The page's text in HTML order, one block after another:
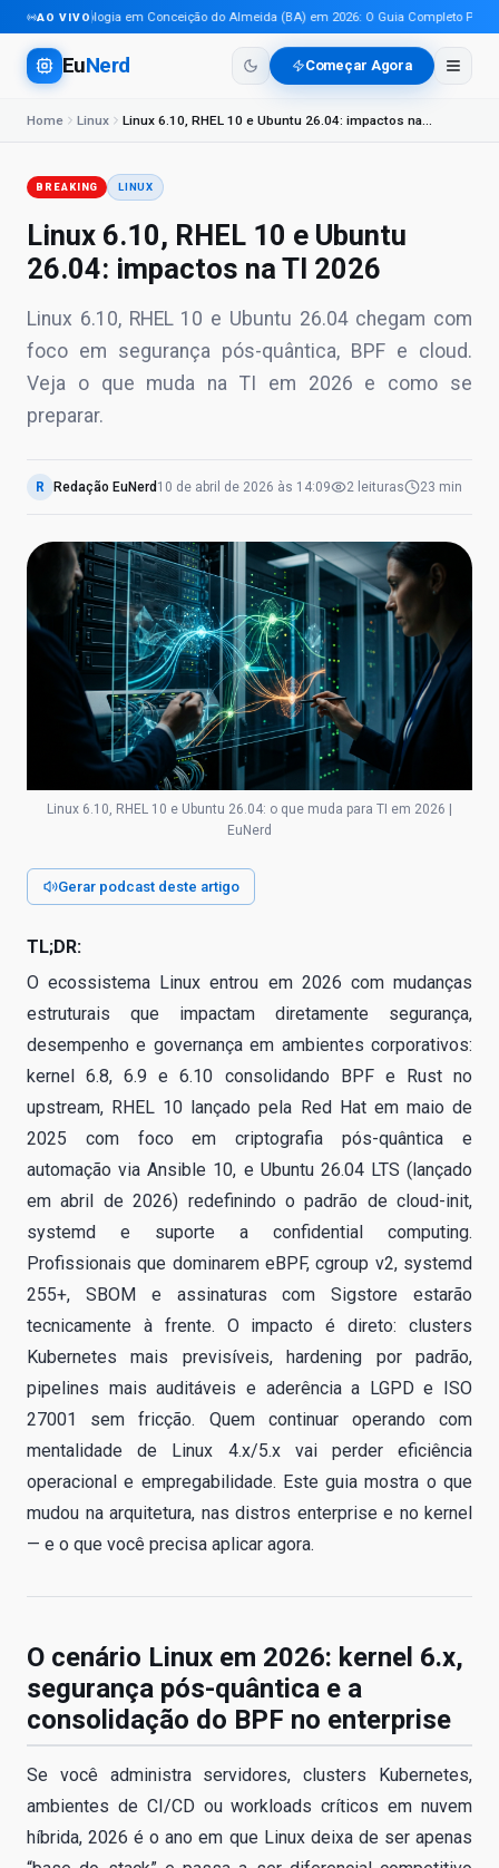
AO VIVO
Tecnologia em Conceição do Almeida (BA) em 2026: O Guia Completo Para
EuNerd Começar Agora
Home Linux Linux 6.10, RHEL 10 e Ubuntu 26.04: impactos na TI 2026
BREAKING LINUX
Linux 6.10, RHEL 10 e Ubuntu
26.04: impactos na TI 2026
Linux 6.10, RHEL 10 e Ubuntu 26.04 chegam com
foco em segurança pós-quântica, BPF e cloud.
Veja o que muda na TI em 2026 e como se
preparar.
R Redação EuNerd 10 de abril de 2026 às 14:09 2 leituras 23 min
Linux 6.10, RHEL 10 e Ubuntu 26.04: o que muda para TI em 2026 |
EuNerd
Gerar podcast deste artigo
TL;DR:
O ecossistema Linux entrou em 2026 com mudanças
estruturais que impactam diretamente segurança,
desempenho e governança em ambientes corporativos:
kernel 6.8, 6.9 e 6.10 consolidando BPF e Rust no
upstream, RHEL 10 lançado pela Red Hat em maio de
2025 com foco em criptografia pós-quântica e
automação via Ansible 10, e Ubuntu 26.04 LTS (lançado
em abril de 2026) redefinindo o padrão de cloud-init,
systemd e suporte a confidential computing.
Profissionais que dominarem eBPF, cgroup v2, systemd
255+, SBOM e assinaturas com Sigstore estarão
tecnicamente à frente. O impacto é direto: clusters
Kubernetes mais previsíveis, hardening por padrão,
pipelines mais auditáveis e aderência a LGPD e ISO
27001 sem fricção. Quem continuar operando com
mentalidade de Linux 4.x/5.x vai perder eficiência
operacional e empregabilidade. Este guia mostra o que
mudou na arquitetura, nas distros enterprise e no kernel
— e o que você precisa aplicar agora.
O cenário Linux em 2026: kernel 6.x,
segurança pós-quântica e a
consolidação do BPF no enterprise
Se você administra servidores, clusters Kubernetes,
ambientes de CI/CD ou workloads críticos em nuvem
híbrida, 2026 é o ano em que Linux deixa de ser apenas